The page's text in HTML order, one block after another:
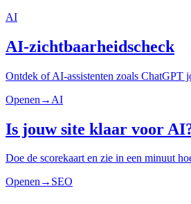
AI
AI-zichtbaarheidscheck
Ontdek of AI-assistenten zoals ChatGPT
Openen → AI
Is jouw site klaar voor
Doe de scorekaart en zie in een minuut
Openen→ SEO